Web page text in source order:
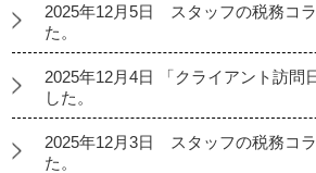
2025年12月5日 スタッフの税務コ
た。
2025年12月4日 「クライアント訪問
した。
2025年12月3日 スタッフの税務コ
た。